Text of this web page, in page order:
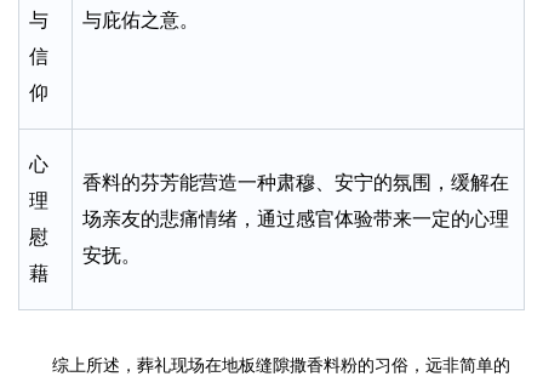
与
信
仰
与庇佑之意。
心
理
慰
藉
香料的芬芳能营造一种肃穆、安宁的氛围，缓解在
场亲友的悲痛情绪，通过感官体验带来一定的心理
安抚。
综上所述，葬礼现场在地板缝隙撒香料粉的习俗，远非简单的